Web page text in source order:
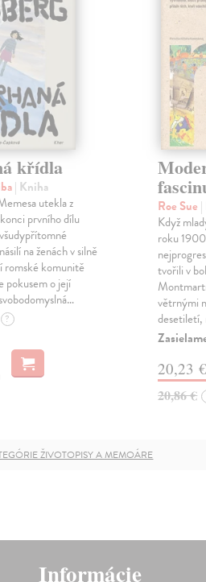
křídla
| Kniha
utekla z
prvního dílu
na ženách v silně
romské komunitě
pokusem o její
?
Roe Sue |
Když
roku
tvořili v
větrnými
desetiletí,
20,23 €
20,86 €
ŽIVOTOPISY A MEMOÁRE
Informácie